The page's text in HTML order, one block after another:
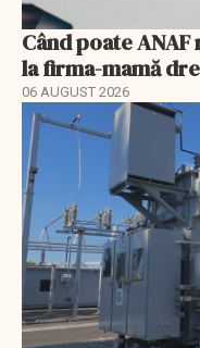
Când poate
la firma-mamă
06 AUGUST 2026